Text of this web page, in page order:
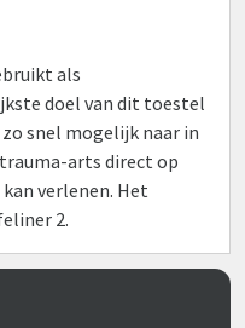
als
doel van dit toestel
snel mogelijk naar in
arts direct op
verlenen. Het
2.